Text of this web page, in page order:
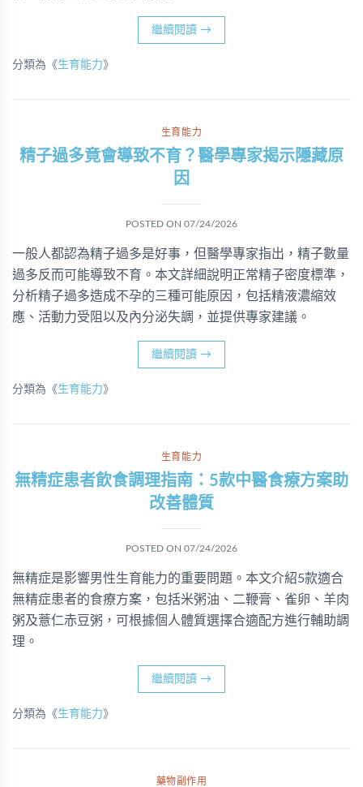
繼續閱讀 →
分類為《生育能力》
生育能力
精子過多竟會導致不育？醫學專家揭示隱藏原
因
POSTED ON 07/24/2026
一般人都認為精子過多是好事，但醫學專家指出，精子數量
過多反而可能導致不育。本文詳細說明正常精子密度標準，
分析精子過多造成不孕的三種可能原因，包括精液濃縮效
應、活動力受阻以及內分泌失調，並提供專家建議。
繼續閱讀 →
分類為《生育能力》
生育能力
無精症患者飲食調理指南：5款中醫食療方案助
改善體質
POSTED ON 07/24/2026
無精症是影響男性生育能力的重要問題。本文介紹5款適合
無精症患者的食療方案，包括米粥油、二鞭膏、雀卵、羊肉
粥及薏仁赤豆粥，可根據個人體質選擇合適配方進行輔助調
理。
繼續閱讀 →
分類為《生育能力》
藥物副作用